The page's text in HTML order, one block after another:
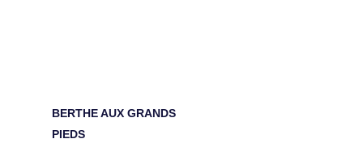
BERTHE AUX GRANDS
PIEDS